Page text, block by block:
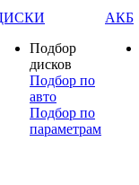
Подбор
дисков
Подбор по
авто
Подбор по
параметрам
АКБ